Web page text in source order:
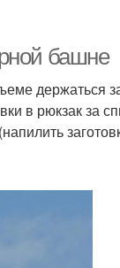
башне
держаться
в рюкзак за